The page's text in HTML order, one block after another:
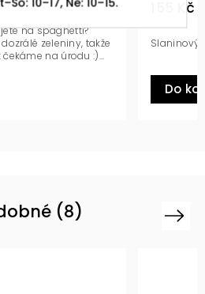
takže
:)...
155 Kč
Do košíku
Slaninový JAZZ - co to
(8) Next